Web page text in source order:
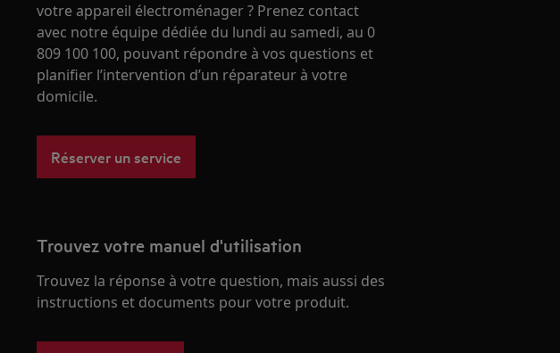
votre appareil électroménager ? Prenez contact
avec notre équipe dédiée du lundi au samedi, au 0
809 100 100, pouvant répondre à vos questions et
planifier l’intervention d’un réparateur à votre
domicile.
Réserver un service
Trouvez votre manuel d'utilisation
Trouvez la réponse à votre question, mais aussi des
instructions et documents pour votre produit.